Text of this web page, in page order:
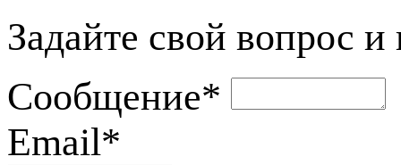
Задайте свой вопрос
Сообщение*
Email*